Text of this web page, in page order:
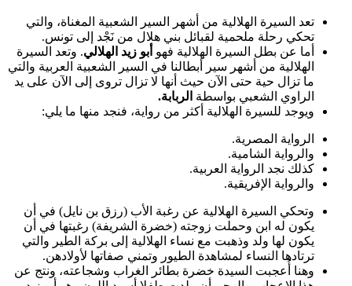
تعد السيرة الهلالية من أشهر السير الشعبية المغناة، والتي
تحكي رحلة ملحمية لقبائل بني هلال من نَجْد إلى تونس.
أما عن بطل السيرة الهلالية فهو أبو زيد الهلالي. وتعد السيرة
الهلالية من أشهر سير أبطالنا في السير الشعبية العربية والتي
ما تزال حية حتى الآن حيث أنها لا تزال تروى إلى الآن على يد
الراوي الشعبي بواسطة الربابة.
ويوجد للسيرة الهلالية أكثر من رواية، فنجد منها ما يلي:
الرواية المصرية.
والرواية الشامية.
كذلك نجد الرواية العربية.
والرواية الإفريقية.
وتحكي السيرة الهلالية عن رغبة الأب (رزق بن نايل) في أن
يكون له ابن وحملت زوجته (خضرة الشريفة) رغبتها في أن
يكون لها ولد وذهبت مع نساء الهلالية إلى بركة الطير والتي
ترتادها النساء لمشاهدة الطيور وتمني صفاتها لأولادهن.
وهنا أُعجبت السيدة خضرة بطائر الغراب وشجاعته، ونتج عن